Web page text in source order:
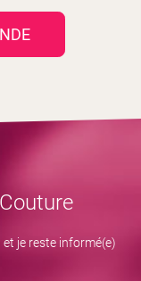
je reste informé(e)